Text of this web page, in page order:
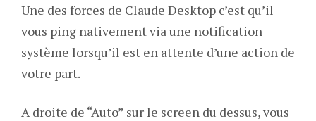
Une des forces de Claude Desktop c’est qu’il
vous ping nativement via une notification
système lorsqu’il est en attente d’une action de
votre part.
A droite de “Auto” sur le screen du dessus, vous